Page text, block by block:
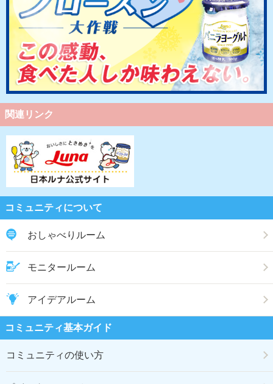
関連リンク
コミュニティについて
おしゃべりルーム
モニタールーム
アイデアルーム
コミュニティ基本ガイド
コミュニティの使い方